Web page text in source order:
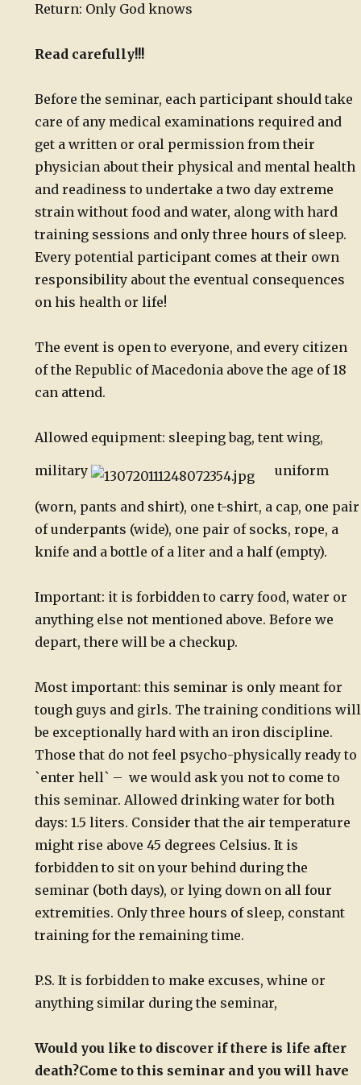
Return: Only God knows
Read carefully!!!
Before the seminar, each participant should take
care of any medical examinations required and
get a written or oral permission from their
physician about their physical and mental health
and readiness to undertake a two day extreme
strain without food and water, along with hard
training sessions and only three hours of sleep.
Every potential participant comes at their own
responsibility about the eventual consequences
on his health or life!
The event is open to everyone, and every citizen
of the Republic of Macedonia above the age of 18
can attend.
Allowed equipment: sleeping bag, tent wing,
military uniform
(worn, pants and shirt), one t-shirt, a cap, one pair
ofunderpants (wide), one pair of socks, rope, a
knife and a bottle of aliter and a half (empty).
Important: it is forbidden to carry food, water or
anything else not mentioned above. Before we
depart, there will be a checkup.
Most important: this seminar is only meant for
tough guys and girls. The training conditions will
be exceptionally hard with an iron discipline.
Those that do not feel psycho-physically ready to
`enter hell` – we would ask you not to come to
this seminar. Allowed drinking water for both
days: 1.5 liters. Consider that the air temperature
might rise above 45 degrees Celsius. It is
forbidden to sit on your behind during the
seminar (both days), or lying down on all four
extremities. Only three hours of sleep, constant
training for the remaining time.
P.S. It is forbidden to make excuses, whine or
anything similar during the seminar,
Would you like to discover if there is life after
death?Come to this seminar and you will have